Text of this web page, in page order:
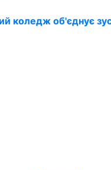
коледж об'єднує